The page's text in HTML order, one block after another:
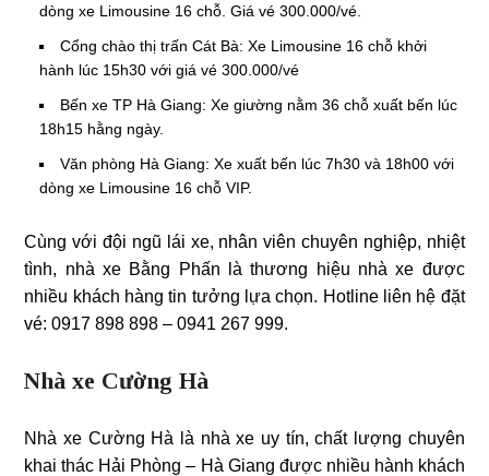
dòng xe Limousine 16 chỗ. Giá vé 300.000/vé.
Cổng chào thị trấn Cát Bà: Xe Limousine 16 chỗ khởi
hành lúc 15h30 với giá vé 300.000/vé
Bến xe TP Hà Giang: Xe giường nằm 36 chỗ xuất bến lúc
18h15 hằng ngày.
Văn phòng Hà Giang: Xe xuất bến lúc 7h30 và 18h00 với
dòng xe Limousine 16 chỗ VIP.
Cùng với đội ngũ lái xe, nhân viên chuyên nghiệp, nhiệt
tình, nhà xe Bằng Phấn là thương hiệu nhà xe được
nhiều khách hàng tin tưởng lựa chọn. Hotline liên hệ đặt
vé: 0917 898 898 – 0941 267 999.
Nhà xe Cường Hà
Nhà xe Cường Hà là nhà xe uy tín, chất lượng chuyên
khai thác Hải Phòng – Hà Giang được nhiều hành khách